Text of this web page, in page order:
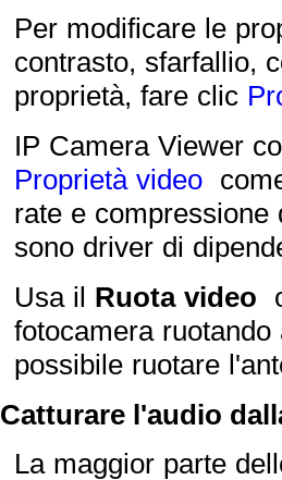
Per modificare le
contrasto, sfarfallio,
proprietà, fare clic
IP Camera Viewer
Proprietà video
rate e
sono driver di
Usa il Ruota video
fotocamera
possibile ruotare
Catturare l'audio
La maggior parte